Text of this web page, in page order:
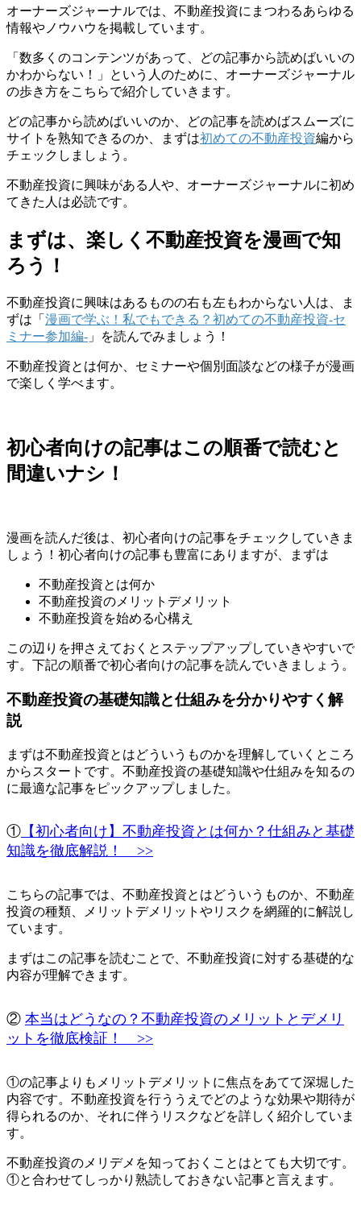
オーナーズジャーナルでは、不動産投資にまつわるあらゆる
情報やノウハウを掲載しています。
「数多くのコンテンツがあって、どの記事から読めばいいの
かわからない！」という人のために、オーナーズジャーナル
の歩き方をこちらで紹介していきます。
どの記事から読めばいいのか、どの記事を読めばスムーズに
サイトを熟知できるのか、まずは初めての不動産投資編から
チェックしましょう。
不動産投資に興味がある人や、オーナーズジャーナルに初め
てきた人は必読です。
まずは、楽しく不動産投資を漫画で知
ろう！
不動産投資に興味はあるものの右も左もわからない人は、ま
ずは「 漫画で学ぶ！私でもできる？初めての不動産投資-セ
ミナー参加編- 」を読んでみましょう！
不動産投資とは何か、セミナーや個別面談などの様子が漫画
で楽しく学べます。
初心者向けの記事はこの順番で読むと
間違いナシ！
漫画を読んだ後は、初心者向けの記事をチェックしていきま
しょう！初心者向けの記事も豊富にありますが、まずは
不動産投資とは何か
不動産投資のメリットデメリット
不動産投資を始める心構え
この辺りを押さえておくとステップアップしていきやすいで
す。下記の順番で初心者向けの記事を読んでいきましょう。
不動産投資の基礎知識と仕組みを分かりやすく解
説
まずは不動産投資とはどういうものかを理解していくところ
からスタート です。不動産投資の基礎知識や仕組みを知るの
に最適な記事をピックアップしました。
① 【初心者向け】不動産投資とは何か？仕組みと基礎
知識を徹底解説！ >>
こちらの記事では、不動産投資とはどういうものか、不動産
投資の種類、メリットデメリットやリスクを網羅的に解説し
ています。
まずはこの記事を読むことで、 不動産投資に対する基礎的な
内容が理解できます。
② 本当はどうなの？不動産投資のメリットとデメリ
ットを徹底検証！ >>
①の記事よりも メリットデメリットに焦点をあてて深堀した
内容です。不動産投資を行ううえでどのような効果や期待が
得られるのか、それに伴うリスクなどを詳しく紹介していま
す。
不動産投資のメリデメを知っておくことはとても大切です。
①と合わせてしっかり熟読しておきない記事と言えます。